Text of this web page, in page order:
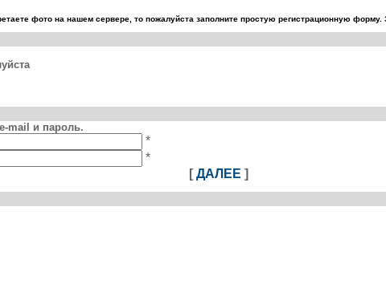
фото на нашем сервере, то пожалуйста заполните простую регистрационную форму.
mail и пароль.
*
*
[ ДАЛЕЕ ]